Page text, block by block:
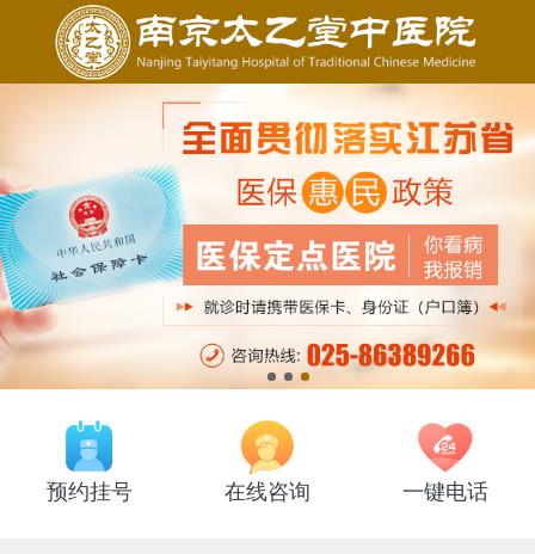
预约挂号 在线咨询 一键电话